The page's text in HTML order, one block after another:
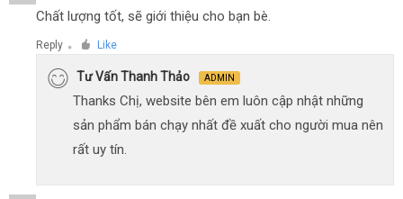
Chất lượng tốt, sẽ giới thiệu cho bạn bè.
Reply ● Like
Tư Vấn Thanh Thảo ADMIN
Thanks Chị, website bên em luôn cập nhật những
sản phẩm bán chạy nhất đề xuất cho người mua nên
rất uy tín.